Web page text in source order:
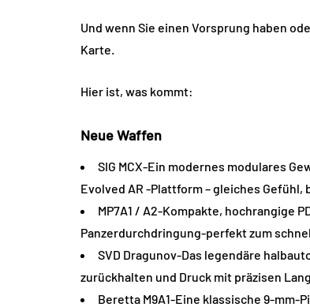
Und wenn Sie einen Vorsprung haben
Karte.
Hier ist, was kommt:
Neue Waffen
SIG MCX-Ein modernes modulares
Evolved AR -Plattform – gleiches Gefühl,
MP7A1 / A2-Kompakte, hochrangige
Panzerdurchdringung-perfekt zum
SVD Dragunov-Das legendäre
zurückhalten und Druck mit präzisen
Beretta M9A1-Eine klassische 9-mm-